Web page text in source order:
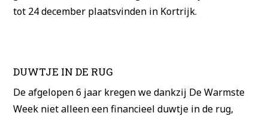
tot 24 december plaatsvinden in Kortrijk.
DUWTJE IN DE RUG
De afgelopen 6 jaar kregen we dankzij De Warmste
Week niet alleen een financieel duwtje in de rug,